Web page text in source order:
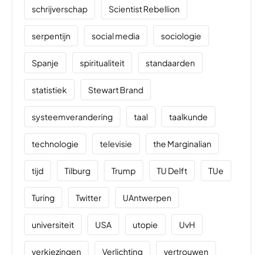
schrijverschap Scientist Rebellion
serpentijn social media sociologie
Spanje spiritualiteit standaarden
statistiek Stewart Brand
systeemverandering taal taalkunde
technologie televisie the Marginalian
tijd Tilburg Trump TU Delft TUe
Turing Twitter UAntwerpen
universiteit USA utopie UvH
verkiezingen Verlichting vertrouwen